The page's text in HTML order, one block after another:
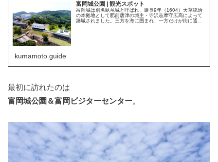
富岡城公園 | 観光スポット
富岡城は別名臥竜城と呼ばれ、慶長9年（1604）天草統治
の本拠地として肥前唐津の城主・寺沢志摩守広高によって
築城されました。三方を海に囲まれ、一方だけが街に通じ
kumamoto.guide
最初に訪れたのは
富岡城公園＆富岡ビジターセンター。